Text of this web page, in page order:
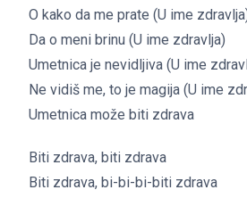
O kako da me prate (U ime
Da o meni brinu (U ime zdravlja)
Umetnica je nevidljiva (U ime
Ne vidiš me, to je magija (U ime
Umetnica može biti zdrava
Biti zdrava, biti zdrava
Biti zdrava, bi-bi-bi-biti zdrava